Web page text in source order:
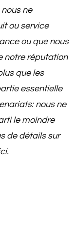
ne
ou service
ou que nous
notre réputation
que les
essentielle
nous ne
le moindre
de détails sur